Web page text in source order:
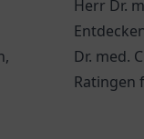
Herr Dr.
Dr. med.
Ratingen